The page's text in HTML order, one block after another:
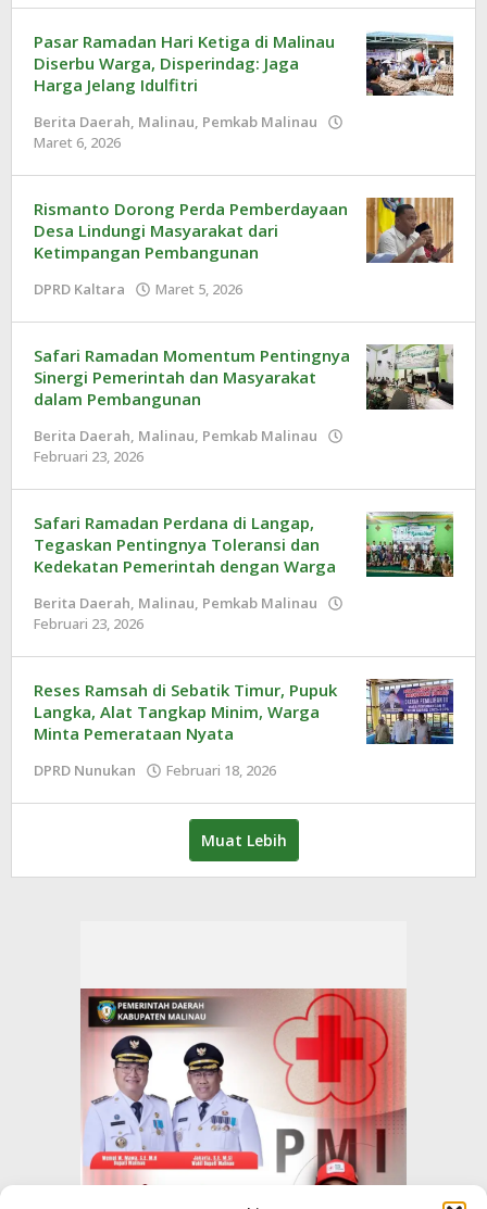
Pasar Ramadan Hari Ketiga di Malinau
Diserbu Warga, Disperindag: Jaga
Harga Jelang Idulfitri
Berita Daerah, Malinau, Pemkab Malinau
Maret 6, 2026
Rismanto Dorong Perda Pemberdayaan
Desa Lindungi Masyarakat dari
Ketimpangan Pembangunan
DPRD Kaltara Maret 5, 2026
Safari Ramadan Momentum Pentingnya
Sinergi Pemerintah dan Masyarakat
dalam Pembangunan
Berita Daerah, Malinau, Pemkab Malinau
Februari 23, 2026
Safari Ramadan Perdana di Langap,
Tegaskan Pentingnya Toleransi dan
Kedekatan Pemerintah dengan Warga
Berita Daerah, Malinau, Pemkab Malinau
Februari 23, 2026
Reses Ramsah di Sebatik Timur, Pupuk
Langka, Alat Tangkap Minim, Warga
Minta Pemerataan Nyata
DPRD Nunukan Februari 18, 2026
Muat Lebih